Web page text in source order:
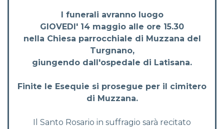
I funerali avranno luogo
GIOVEDI' 14 maggio alle ore 15.30
nella Chiesa parrocchiale di Muzzana del
Turgnano,
giungendo dall'ospedale di Latisana.
Finite le Esequie si prosegue per il cimitero
di Muzzana.
Il Santo Rosario in suffragio sarà recitato